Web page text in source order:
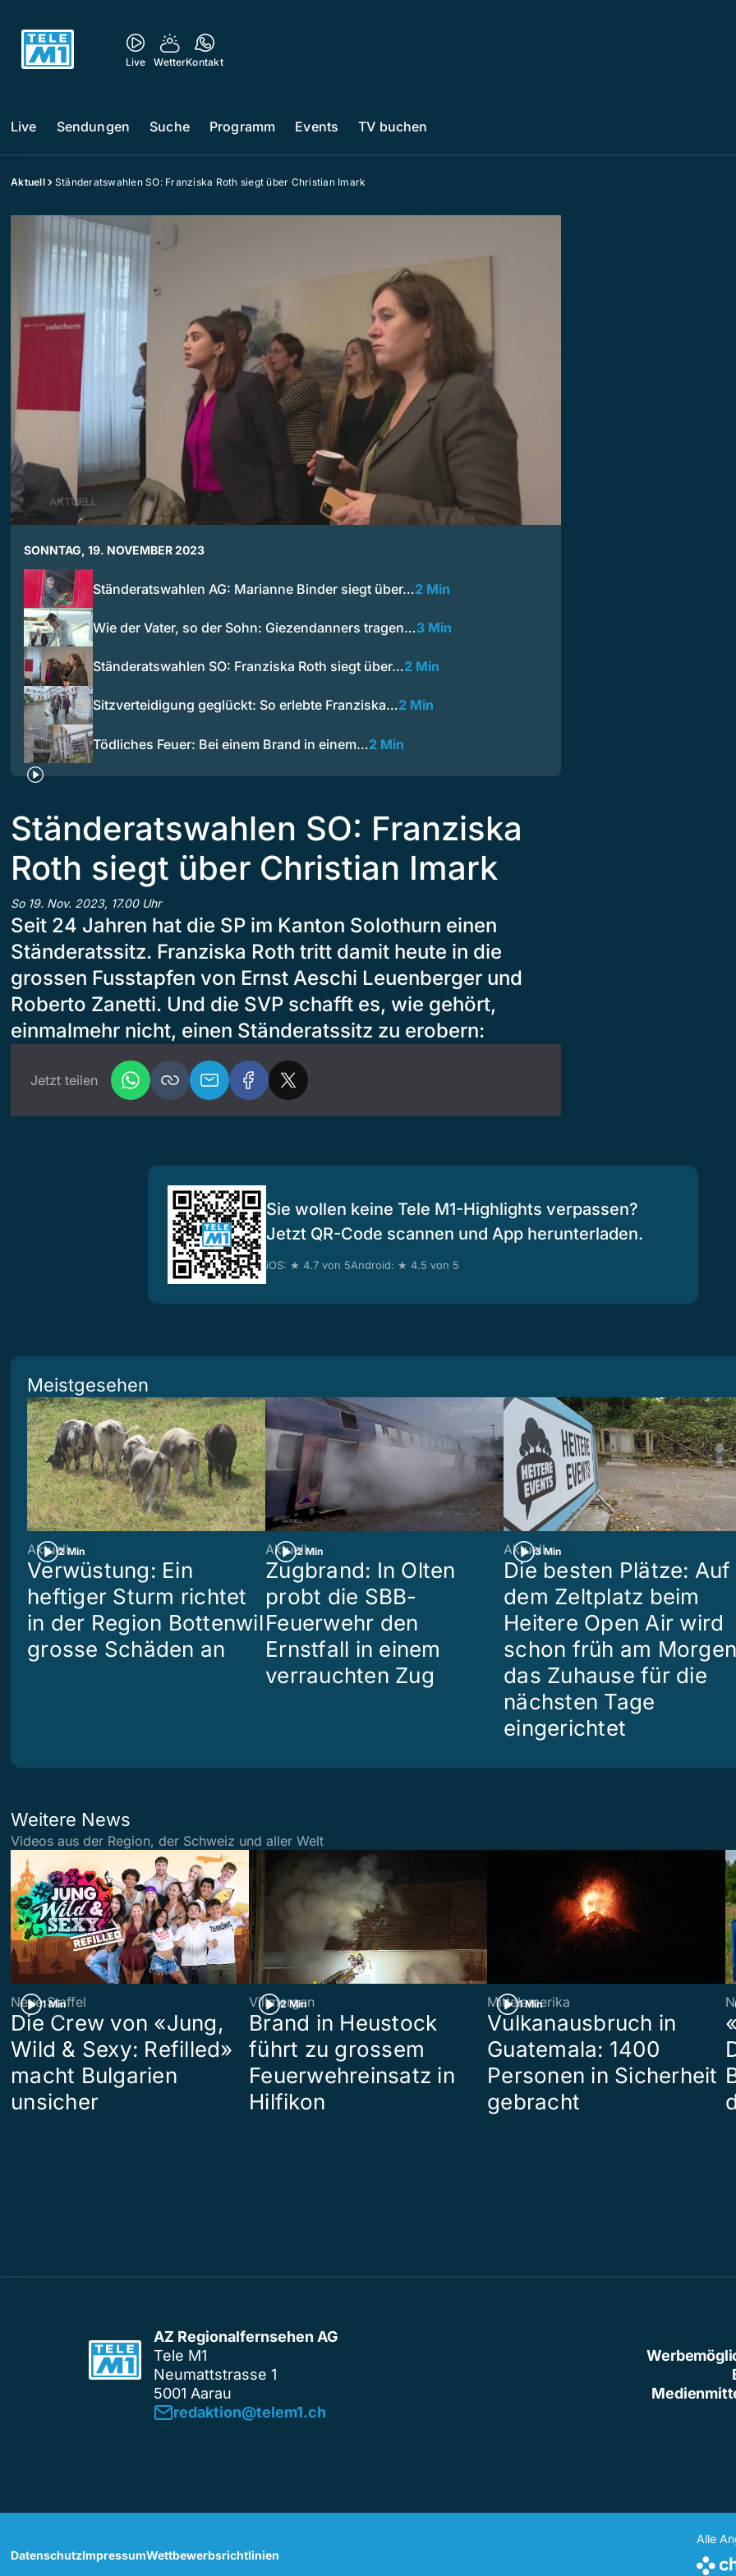
Live WetterKontakt
Live Sendungen Suche Programm Events TV buchen
Aktuell Ständeratswahlen SO: Franziska Roth siegt über Christian Imark
SONNTAG, 19. NOVEMBER 2023
Ständeratswahlen AG: Marianne Binder siegt über…2 Min
Wie der Vater, so der Sohn: Giezendanners tragen…3 Min
Ständeratswahlen SO: Franziska Roth siegt über…2 Min
Sitzverteidigung geglückt: So erlebte Franziska…2 Min
Tödliches Feuer: Bei einem Brand in einem…2 Min
Ständeratswahlen SO: Franziska
Roth siegt über Christian Imark
So 19. Nov. 2023, 17.00 Uhr
Seit 24 Jahren hat die SP im Kanton Solothurn einen
Ständeratssitz. Franziska Roth tritt damit heute in die
grossen Fusstapfen von Ernst Aeschi Leuenberger und
Roberto Zanetti. Und die SVP schafft es, wie gehört,
einmalmehr nicht, einen Ständeratssitz zu erobern:
Jetzt teilen
Sie wollen keine Tele M1-Highlights verpassen?
Jetzt QR-Code scannen und App herunterladen.
iOS: ★ 4.7 von 5Android: ★ 4.5 von 5
Meistgesehen
2 Min
Aktuell
Verwüstung: Ein
heftiger Sturm richtet
in der Region Bottenwil
grosse Schäden an
2 Min
Aktuell
Zugbrand: In Olten
probt die SBB-
Feuerwehr den
Ernstfall in einem
verrauchten Zug
3 Min
Aktuell
Die besten Plätze: Auf
dem Zeltplatz beim
Heitere Open Air wird
schon früh am Morgen
das Zuhause für die
nächsten Tage
eingerichtet
Weitere News
Videos aus der Region, der Schweiz und aller Welt
1 Min
Neue Staffel
Die Crew von «Jung,
Wild & Sexy: Refilled»
macht Bulgarien
unsicher
2 Min
Villmergen
Brand in Heustock
führt zu grossem
Feuerwehreinsatz in
Hilfikon
1 Min
Mittelamerika
Vulkanausbruch in
Guatemala: 1400
Personen in Sicherheit
gebracht
AZ Regionalfernsehen AG
Tele M1
Neumattstrasse 1
5001 Aarau
redaktion@telem1.ch
DatenschutzImpressumWettbewerbsrichtlinien
Alle